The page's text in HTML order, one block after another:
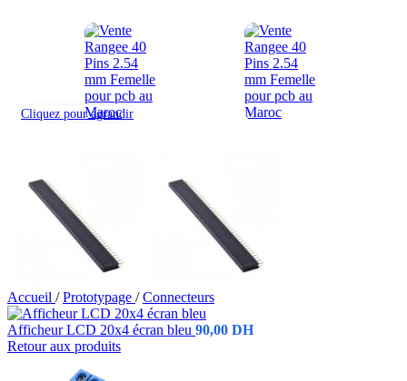
Cliquez pour agrandir
Accueil / Prototypage / Connecteurs
Afficheur LCD 20x4 écran bleu 90,00 DH
Retour aux produits